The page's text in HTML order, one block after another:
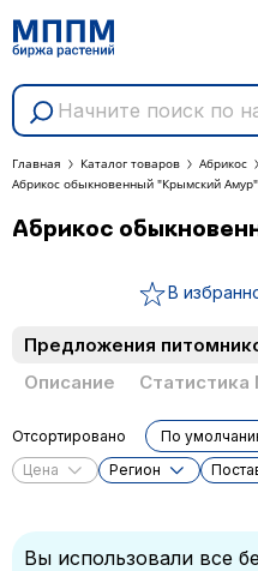
Главная Каталог товаров Абрикос
Абрикос обыкновенный "Крымский Амур"
Абрикос
В
Предложения
Описание
Цена Регион
Отсортировано По
Вы использовали все